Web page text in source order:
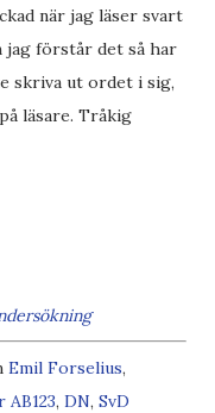
när jag läser svart
jag förstår det så har
skriva ut ordet i sig,
läsare. Tråkig
Emil Forselius,
AB123, DN, SvD